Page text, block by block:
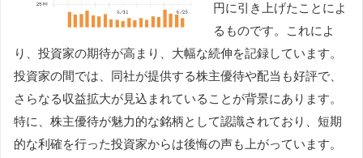
円に引き上げたことによ
るものです。これによ
り、投資家の期待が高まり、大幅な続伸を記録しています。
投資家の間では、同社が提供する株主優待や配当も好評で、
さらなる収益拡大が見込まれていることが背景にあります。
特に、株主優待が魅力的な銘柄として認識されており、短期
的な利確を行った投資家からは後悔の声も上がっています。